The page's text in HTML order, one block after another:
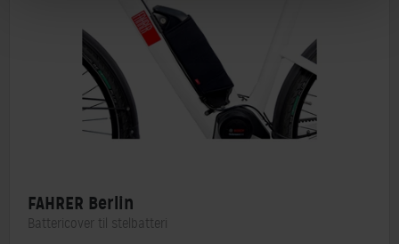
FAHRER Berlin
Battericover til stelbatteri